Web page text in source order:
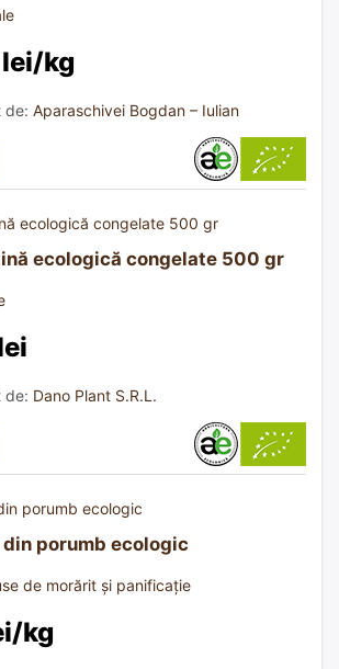
lei/kg
de: Aparaschivei Bogdan – Iulian
ecologică congelate 500 gr
de: Dano Plant S.R.L.
porumb ecologic
de morărit și panificație
kg